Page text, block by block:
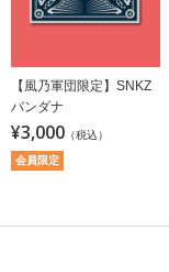
【風乃軍団限定】SNKZ
バンダナ
¥3,000 （税込）
会員限定